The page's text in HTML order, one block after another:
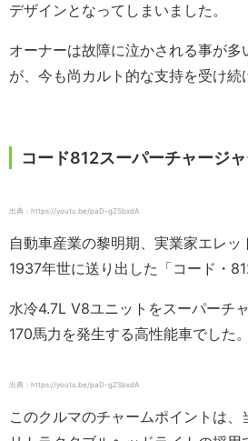
デザインとなってしまいました。
オーナーは故障に泣かされる事が多
が、今も尚カルト的な支持を受け続
コード812スーパーチャージ
出典：https://youtu.be/paD-gZSbxdA
自動車産業の黎明期、実業家エレ
1937年世に送り出した「コード・
水冷4.7L V8ユニットをスーパーチ
170馬力を発生する高性能車でした。
出典：https://youtu.be/paD-gZSbxdA
このクルマのチャームポイントは